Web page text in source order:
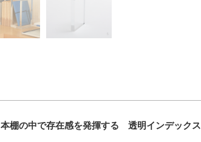
本棚の中で存在感を発揮する 透明インデックス